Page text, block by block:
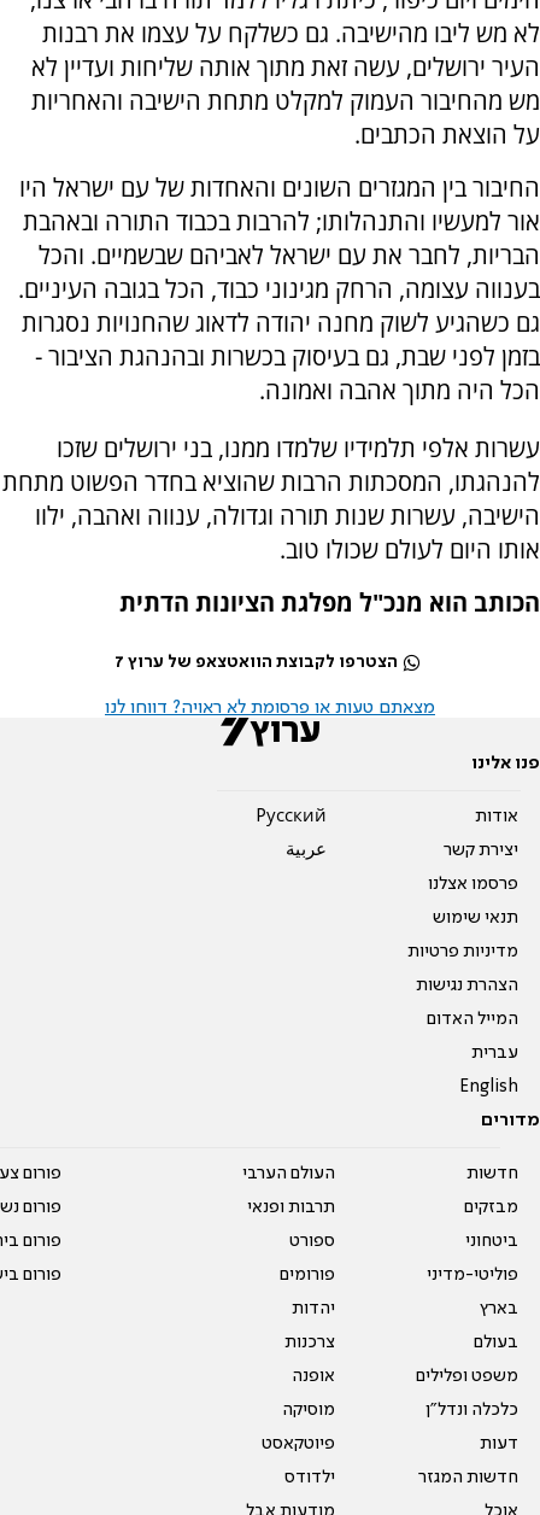
לא מש ליבו מהישיבה. גם כשלקח על עצמו את רבנות
העיר ירושלים, עשה זאת מתוך אותה שליחות ועדיין לא
מש מהחיבור העמוק למקלט מתחת הישיבה והאחריות
על הוצאת הכתבים.
החיבור בין המגזרים השונים והאחדות של עם ישראל היו
אור למעשיו והתנהלותו; להרבות בכבוד התורה ובאהבת
הבריות, לחבר את עם ישראל לאביהם שבשמיים. והכל
בענווה עצומה, הרחק מגינוני כבוד, הכל בגובה העיניים.
גם כשהגיע לשוק מחנה יהודה לדאוג שהחנויות נסגרות
בזמן לפני שבת, גם בעיסוק בכשרות ובהנהגת הציבור -
הכל היה מתוך אהבה ואמונה.
עשרות אלפי תלמידיו שלמדו ממנו, בני ירושלים שזכו
להנהגתו, המסכתות הרבות שהוציא בחדר הפשוט מתחת
הישיבה, עשרות שנות תורה וגדולה, ענווה ואהבה, ילוו
אותו היום לעולם שכולו טוב.
הכותב הוא מנכ"ל מפלגת הציונות הדתית
הצטרפו לקבוצת הוואטצאפ של ערוץ 7
מצאתם טעות או פרסומת לא ראויה? דווחו לנו
פנו אלינו
אודות
יצירת קשר
פרסמו אצלנו
תנאי שימוש
מדיניות פרטיות
הצהרת נגישות
המייל האדום
עברית
English
Pусский
عربية
מדורים
חדשות
מבזקים
ביטחוני
פוליטי-מדיני
בארץ
בעולם
משפט ופלילים
כלכלה ונדל"ן
דעות
חדשות המגזר
אוכל
העולם הערבי
תרבות ופנאי
ספורט
פורומים
יהדות
צרכנות
אופנה
מוסיקה
פיוטקאסט
ילדודס
מודעות אבל
פורום
פורום
פורום
פורום